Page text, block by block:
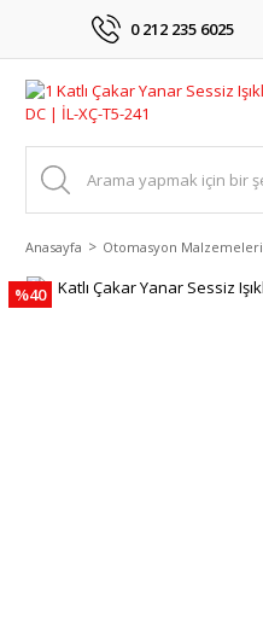
0 212 235 6025
Anasayfa Otomasyon Malzemeleri
%40